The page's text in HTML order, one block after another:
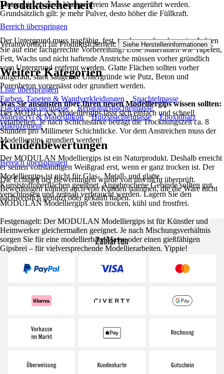
Motorquirl zu einer klumpenfreien Masse angerührt werden.
Grundsätzlich gilt: je mehr Pulver, desto höher die Füllkraft.
Der Untergrund muss tragfähig, fest, trocken und sauber sein. Achten
Sie auf eine fachgerechte Vorbereitung! Lose Materialien wie Tapeten,
Fett, Wachs und nicht haftende Anstriche müssen vorher gründlich
vom Untergrund entfernt werden. Glatte Flächen sollten vorher
aufgeraut, stark saugende Untergründe wie Putz, Beton und
Porenbeton vorgenässt oder grundiert werden.
Was Sie ansonsten über Ihren neuen Modelliergips wissen sollten:
Der MODULAN Modelliergips lässt sich einfach und schnell
verarbeiten. Je nach Schichtstärke beträgt die Trocknungszeit ca. 8
Stunden pro Millimeter Schichtdicke. Vor dem Anstreichen muss der
Modelliergips grundiert werden!
Der MODULAN Modelliergips ist ein Naturprodukt. Deshalb erreicht
er seinen vollständigen Weißgrad erst, wenn er ganz trocken ist. Der
Modelliergips ist nicht für Glas-, Metall- und glatte
Kunststoffoberflächen geeignet. Angebrochene Gebinde sollten gut
verschlossen und zeitnah verbraucht werden. Lagern Sie den
MODULAN Modelliergips stets trocken, kühl und frostfrei.
Festgenagelt: Der MODULAN Modelliergips ist für Künstler und
Heimwerker gleichermaßen geeignet. Je nach Mischungsverhältnis
sorgen Sie für eine modellierbare Masse oder einen gießfähigen
Gipsbrei – für vielversprechende Modellierarbeiten. Yippie!
Produktsicherheit
Bereich überspringen
Verantwortlich für Produktsicherheit: Siehe Herstellerinformationen .
Weitere Kategorien
Liste überspringen
Farben, Tapeten & Wandverkleidungen
Spachtelmasse
Flächenspachtelmasse
Reparaturspachtelmasse
Maleracryl & Malersilikon
Holzspachtelmasse
Epoxidharz
Mikrozement
Kundenbewertungen
Bereich überspringen
Die Echtheit der Bewertungen wurde von uns nicht überprüft.
Bewertungen können auch von Kunden stammen, die die Ware nicht
nachweislich genutzt oder gekauft haben.
Zahlarten